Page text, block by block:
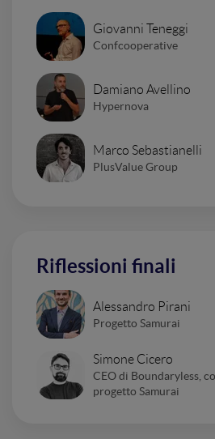
Giovanni Teneggi
Confcooperative
Damiano Avellino
Hypernova
Marco Sebastianelli
PlusValue Group
Riflessioni finali
Alessandro Pirani
Progetto Samurai
Simone Cicero
CEO di Boundaryless,
progetto Samurai